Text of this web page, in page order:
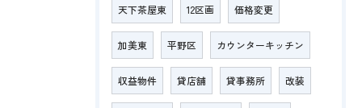
天下茶屋東 12区画 価格変更
加美東 平野区 カウンターキッチン
収益物件 貸店舗 貸事務所 改装